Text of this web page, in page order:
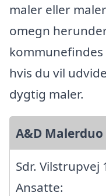
maler eller
omegn
hvis du vil
dygtig maler.
A&D Malerduo
Sdr. Vilstrupvej
Ansatte: